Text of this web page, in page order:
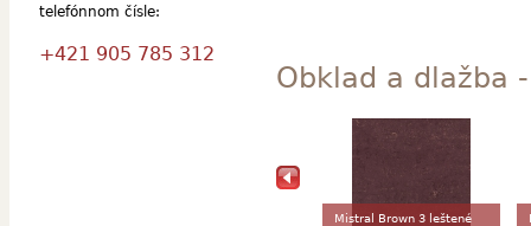
Obklad a dlažba
Mistral Brown 3 leštené
telefónnom čísle:
+421 905 785 312